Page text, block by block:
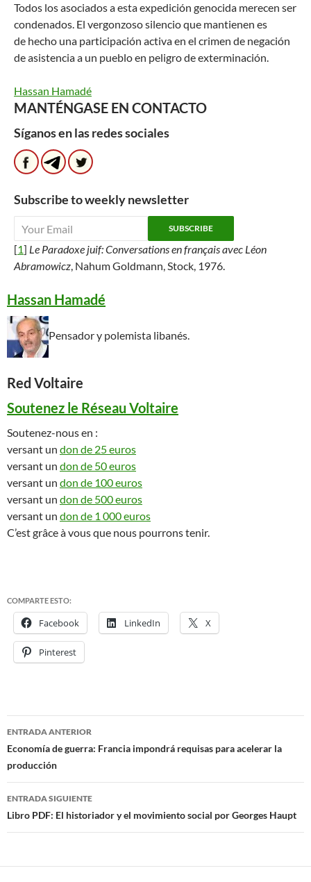
Todos los asociados a esta expedición genocida merecen ser
condenados. El vergonzoso silencio que mantienen es
de hecho una participación activa en el crimen de negación
de asistencia a un pueblo en peligro de exterminación.
Hassan Hamadé
MANTÉNGASE EN CONTACTO
Síganos en las redes sociales
Subscribe to weekly newsletter
[1] Le Paradoxe juif: Conversations en français avec Léon
Abramowicz, Nahum Goldmann, Stock, 1976.
Hassan Hamadé
Pensador y polemista libanés.
Red Voltaire
Soutenez le Réseau Voltaire
Soutenez-nous en :
versant un don de 25 euros
versant un don de 50 euros
versant un don de 100 euros
versant un don de 500 euros
versant un don de 1 000 euros
C’est grâce à vous que nous pourrons tenir.
COMPARTE ESTO:
Facebook LinkedIn X
Pinterest
Navegación
de
entradas
ENTRADA ANTERIOR
Economía de guerra: Francia impondrá requisas para acelerar la
producción
ENTRADA SIGUIENTE
Libro PDF: El historiador y el movimiento social por Georges Haupt